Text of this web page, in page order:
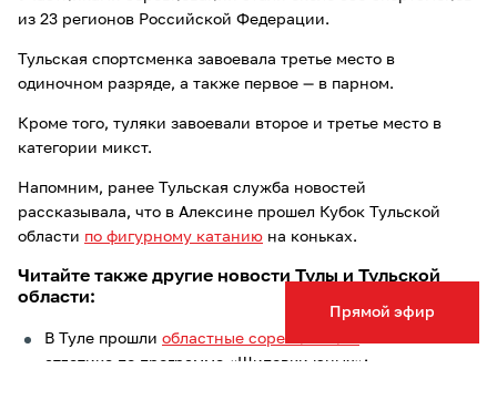
Прямой эфир
из 23 регионов Российской Федерации.
Тульская спортсменка завоевала третье место в
одиночном разряде, а также первое — в парном.
Кроме того, туляки завоевали второе и третье место в
категории микст.
Напомним, ранее Тульская служба новостей
рассказывала, что в Алексине прошел Кубок Тульской
области по фигурному катанию на коньках.
Читайте также другие новости Тулы и Тульской
области:
В Туле прошли областные соревнования
атлетике по программе «Шиповки юных»;